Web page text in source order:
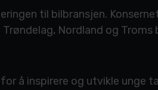
til bilbransjen.
Nordland og Troms
å inspirere og utvikle unge